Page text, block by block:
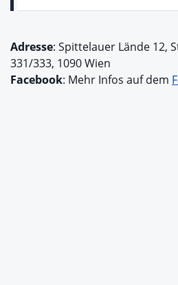
Adresse: Spittelauer Lände 12,
331/333, 1090 Wien
Facebook: Mehr Infos auf dem